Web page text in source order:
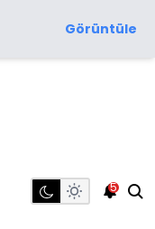
Görüntüle
5